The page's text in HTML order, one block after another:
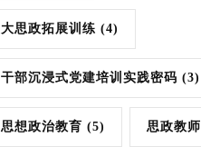
大思政拓展训练 (4)
干部沉浸式党建培训实践密码 (3)
思想政治教育 (5) 思政教师